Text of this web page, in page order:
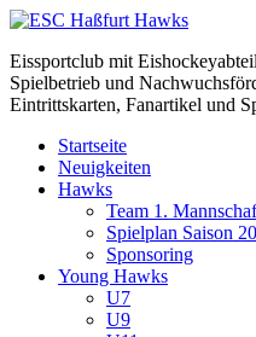
Eissportclub mit
Spielbetrieb und
Eintrittskarten, Fanartikel und
Startseite
Neuigkeiten
Hawks
Team 1.
Spielplan Saison
Sponsoring
Young Hawks
U7
U9